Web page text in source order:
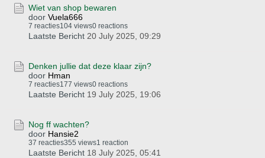
Wiet van shop bewaren
door Vuela666
7 reacties104 views0 reactions
Laatste Bericht 20 July 2025, 09:29
Denken jullie dat deze klaar zijn?
door Hman
7 reacties177 views0 reactions
Laatste Bericht 19 July 2025, 19:06
Nog ff wachten?
door Hansie2
37 reacties355 views1 reaction
Laatste Bericht 18 July 2025, 05:41